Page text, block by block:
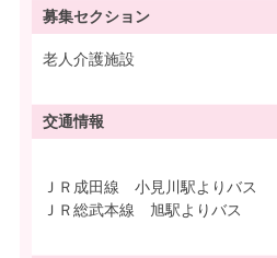
募集セクション
老人介護施設
交通情報
ＪＲ成田線 小見川駅よりバス
ＪＲ総武本線 旭駅よりバス